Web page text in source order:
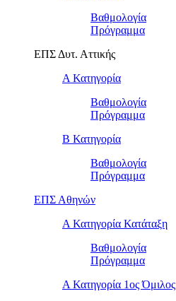
Βαθμολογία
Πρόγραμμα
ΕΠΣ Δυτ. Αττικής
Α Κατηγορία
Βαθμολογία
Πρόγραμμα
Β Κατηγορία
Βαθμολογία
Πρόγραμμα
ΕΠΣ Αθηνών
Α Κατηγορία Κατάταξη
Βαθμολογία
Πρόγραμμα
Α Κατηγορία 1ος Όμιλος